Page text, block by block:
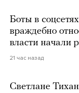
Боты в
враждебно
власти начали
21 час назад
Светлане